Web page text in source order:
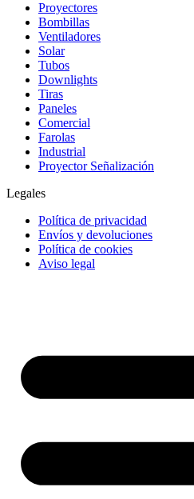
Proyectores
Bombillas
Ventiladores
Solar
Tubos
Downlights
Tiras
Paneles
Comercial
Farolas
Industrial
Proyector Señalización
Legales
Política de privacidad
Envíos y devoluciones
Política de cookies
Aviso legal